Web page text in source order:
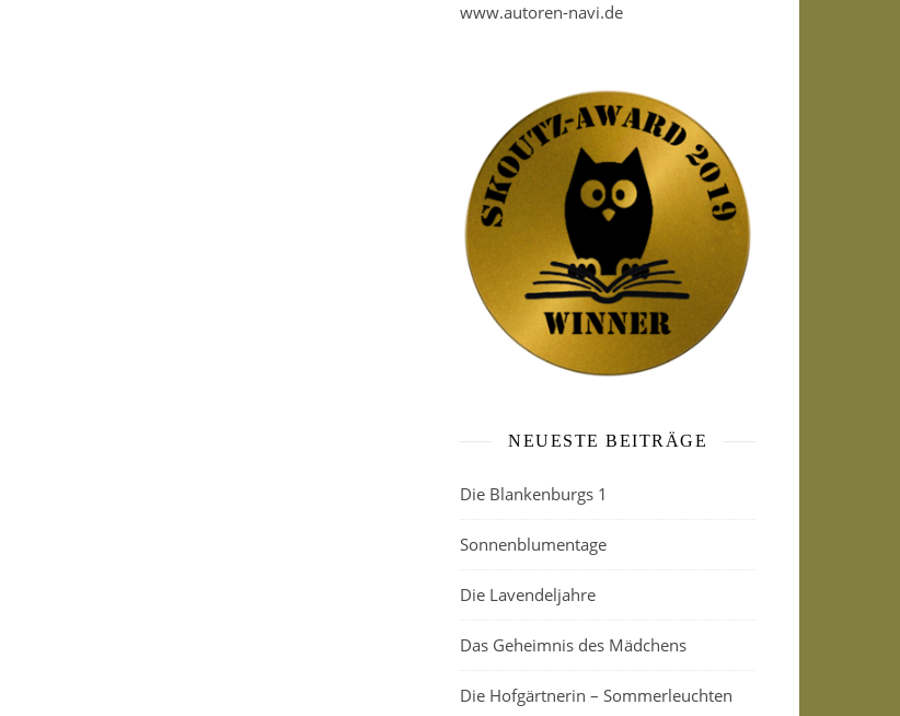
www.autoren-navi.de
NEUESTE BEITRÄGE
Die Blankenburgs 1
Sonnenblumentage
Die Lavendeljahre
Das Geheimnis des Mädchens
Die Hofgärtnerin – Sommerleuchten